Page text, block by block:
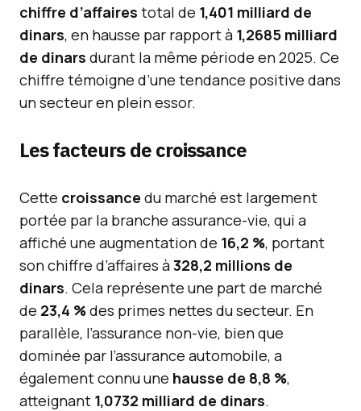
chiffre d’affaires total de 1,401 milliard de
dinars, en hausse par rapport à 1,2685 milliard
de dinars durant la même période en 2025. Ce
chiffre témoigne d’une tendance positive dans
un secteur en plein essor.
Les facteurs de croissance
Cette croissance du marché est largement
portée par la branche assurance-vie, qui a
affiché une augmentation de 16,2 %, portant
son chiffre d’affaires à328,2 millions de
dinars. Cela représente une part de marché
de 23,4 %des primes nettes du secteur. En
parallèle, l’assurance non-vie, bien que
dominée par l’assurance automobile, a
également connu une hausse de 8,8 %,
atteignant 1,0732 milliard de dinars.